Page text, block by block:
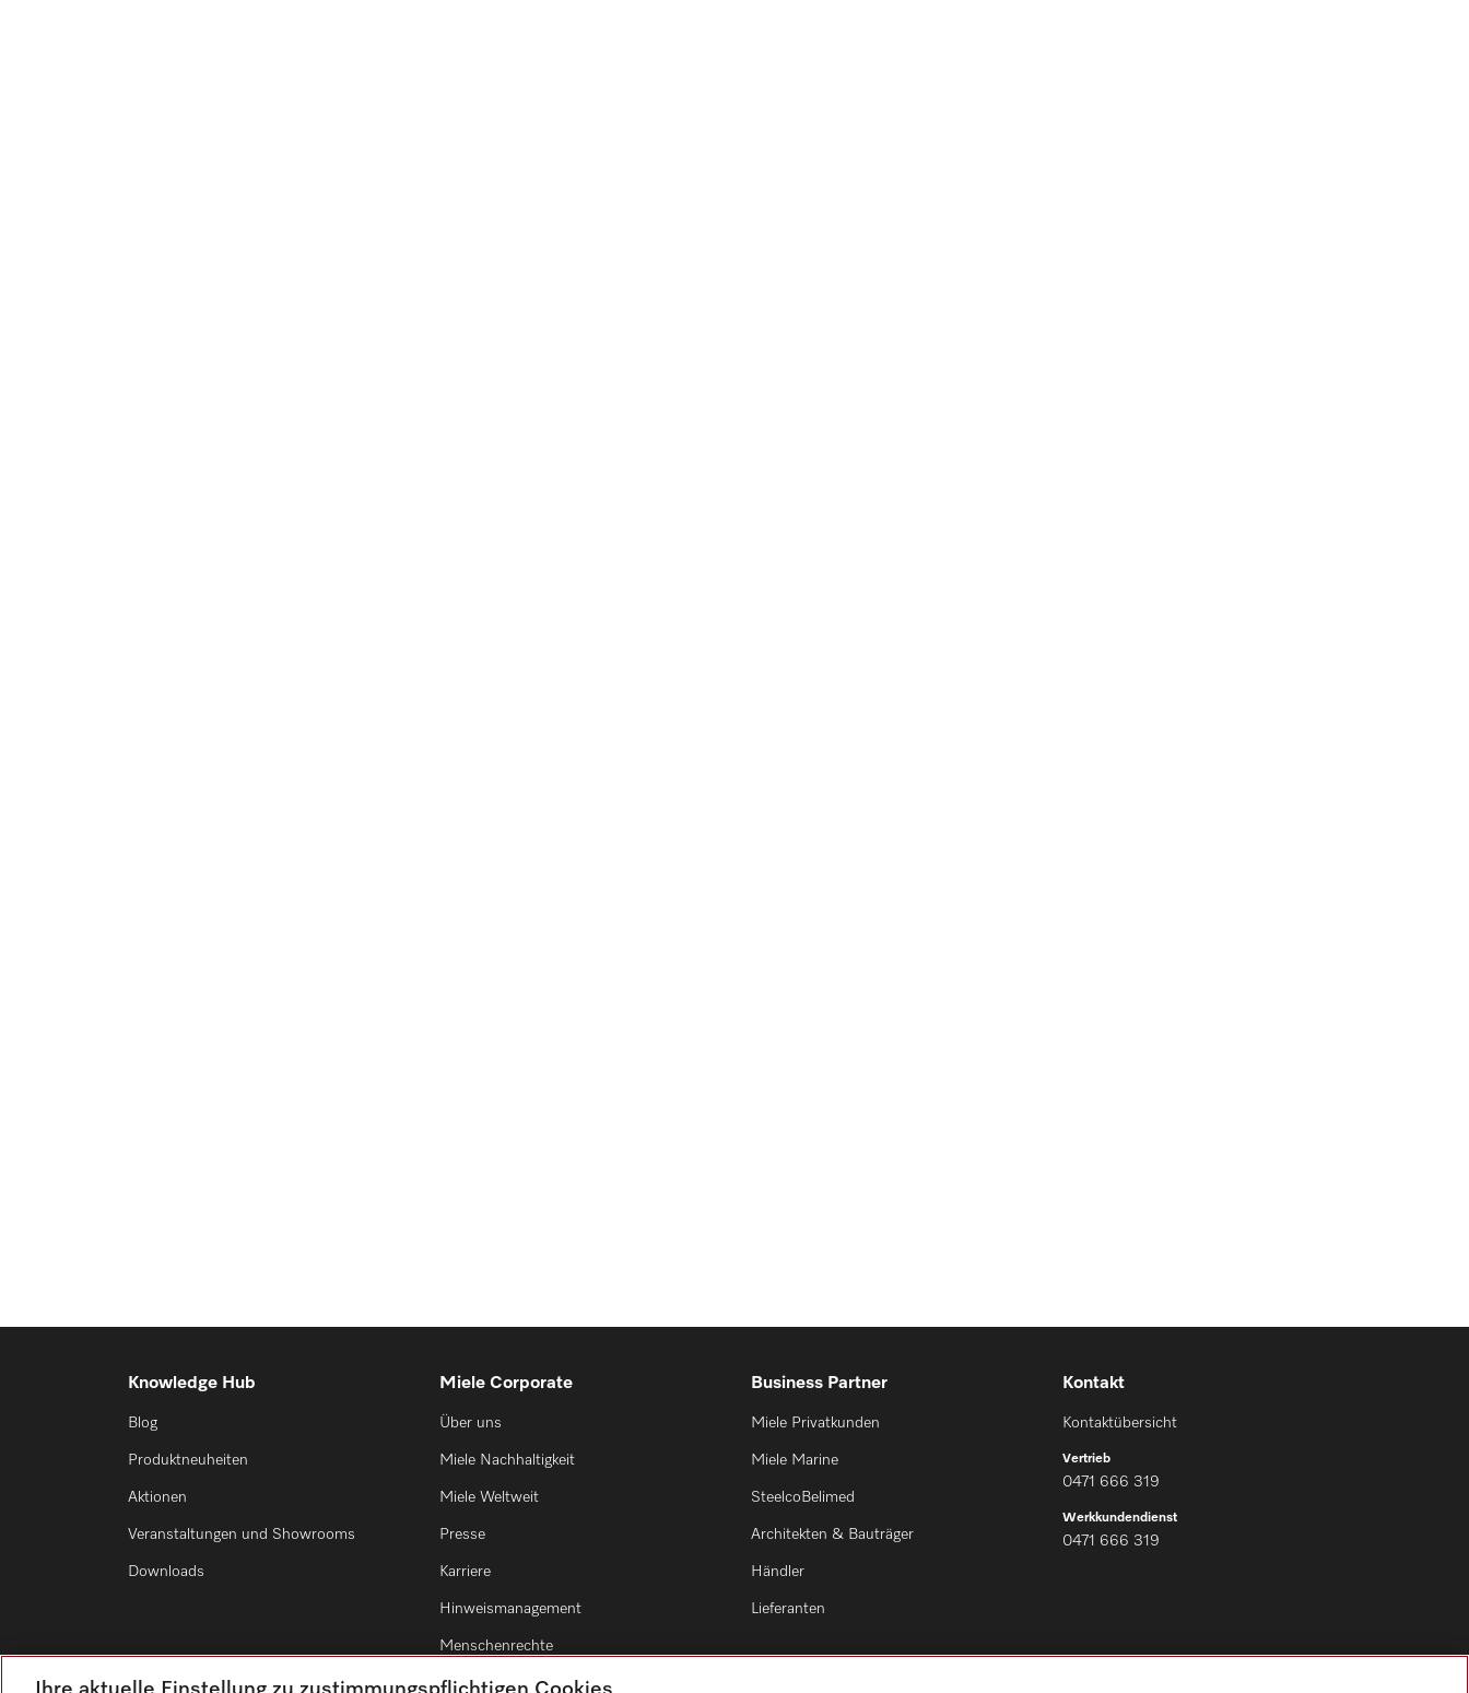
Knowledge Hub
Blog
Produktneuheiten
Aktionen
Veranstaltungen und Showrooms
Downloads
Miele Corporate
Über uns
Miele Nachhaltigkeit
Miele Weltweit
Presse
Karriere
Hinweismanagement
Menschenrechte
Business Partner
Miele Privatkunden
Miele Marine
SteelcoBelimed
Architekten & Bauträger
Händler
Lieferanten
Kontakt
Kontaktübersicht
Vertrieb
0471 666 319
Werkkundendienst
0471 666 319